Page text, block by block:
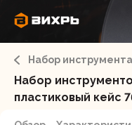
Регистрация
О бренде
Набор инструмента
Набор
пластиковый кейс
ВАШ ЗАКАЗ
Корзина
Ваша корзина